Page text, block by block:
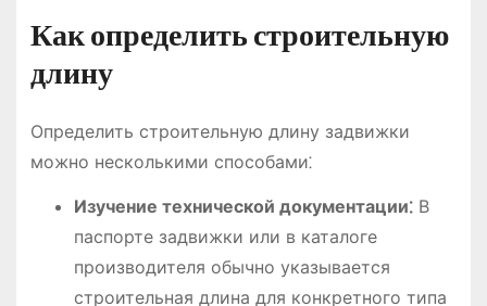
Как определить строительную
длину
Определить строительную длину задвижки
можно несколькими способами⁚
Изучение технической документации⁚В
паспорте задвижки или в каталоге
производителя обычно указывается
строительная длина для конкретного типа